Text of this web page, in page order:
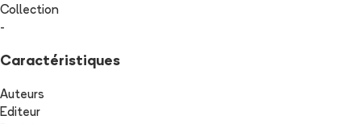
Collection
-
Caractéristiques
Auteurs
Editeur